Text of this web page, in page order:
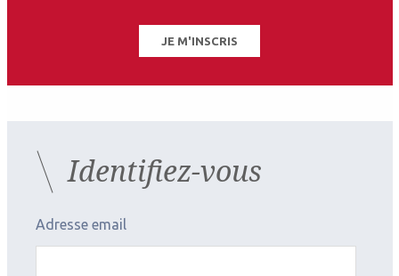
an en euros constants.JE M'INSCRIS
Identifiez-vous
Adresse email